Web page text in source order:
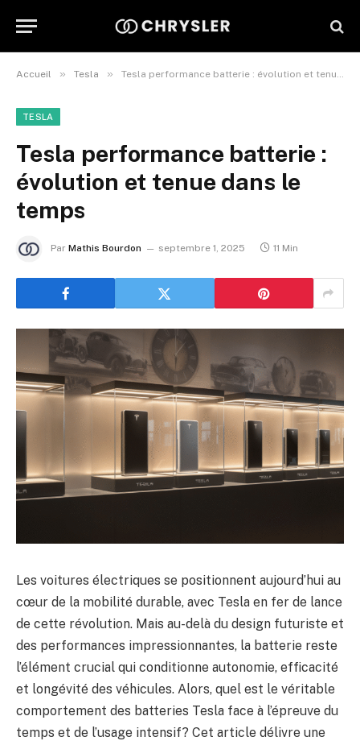
Accueil » Tesla » Tesla performance batterie : évolution et tenue dans le temps
TESLA
Tesla performance batterie :
évolution et tenue dans le
temps
Par Mathis Bourdon septembre 1, 2025 11 Min
Les voitures électriques se positionnent aujourd’hui au
cœur de la mobilité durable, avec Tesla en fer de lance
de cette révolution. Mais au-delà du design futuriste et
des performances impressionnantes, la batterie reste
l’élément crucial qui conditionne autonomie, efficacité
et longévité des véhicules. Alors, quel est le véritable
comportement des batteries Tesla face à l’épreuve du
temps et de l’usage intensif? Cet article délivre une